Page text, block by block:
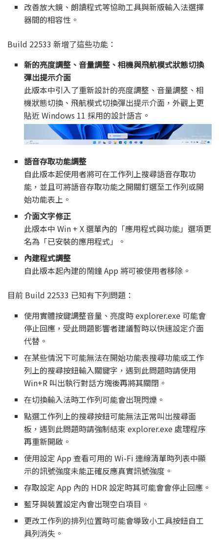
改善放大鏡、朗讀程式等協助工具與新版輸入法選擇
器間的相容性。
Build 22533 新增了這些功能：
新的亮度調整、音量調整、相機與飛航模式狀態切換
彈出提示介面
此版本中引入了重新設計的亮度調整、音量調整、相
機狀態切換、飛航模式切換彈出提示介面，外觀上更
貼近 Windows 11 採用的設計語言。
語音存取功能調整
自此版本起使用者將可在工作列上搜尋語音存取功
能，並且可將語音存取功能之開關釘選至工作列或開
始功能表上。
介面文字修正
此版本中 Win + X 選單內的「應用程式與功能」選項更
名為「已安裝的應用程式」。
內建程式調整
自此版本起內建的鬧鐘 App 將可被使用者移除。
目前 Build 22533 已知有下列問題：
使用實體按鍵調整音量、亮度時 explorer.exe 可能會
停止回應，受此問題影響者建議暫時以快速設定介面
代替。
在某些情況下可能無法在開始功能表搜尋功能或工作
列上的搜尋按鈕輸入關鍵字，遇到此問題時請使用
Win+R 叫出執行對話方塊後再將其關閉。
在切換輸入法時工作列可能會出現閃爍。
點選工作列上的搜尋按鈕可能無法正常叫出搜尋面
板，遇到此問題時請強制結束 explorer.exe 處理程序
再重新開啟。
使用設定 App 查看可用的 Wi-Fi 連線清單時列表中顯
示的訊號強度未能正確反應真實訊號強度。
存取設定 App 內的 HDR 設定時其可能會會停止回應。
藍牙與裝置設定內會出現空白項目。
更改工作列的排列位置時可能會導致小工具按鈕自工
具列消失。